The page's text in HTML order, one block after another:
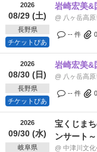
2026
08/29 (土)
長野県
チケットぴあ
岩崎宏美&
@ 八ヶ岳高
-- 件 0
2026
08/30 (日)
長野県
チケットぴあ
岩崎宏美&
@ 八ヶ岳高
-- 件 0
2026
09/30 (水)
岐阜県
宝くじま
ンサート～
@ 中津川文